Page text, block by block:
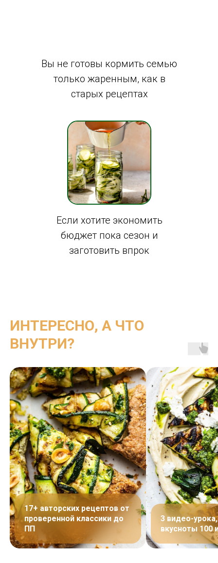
Если хотите экономить
бюджет пока сезон и
заготовить впрок
Вы не готовы кормить семью
только жаренным, как в
старых рецептах
ИНТЕРЕСНО, А ЧТО
ВНУТРИ?
17+ авторских рецептов от
проверенной классики до
ПП
3 видео-
вкусноты 100